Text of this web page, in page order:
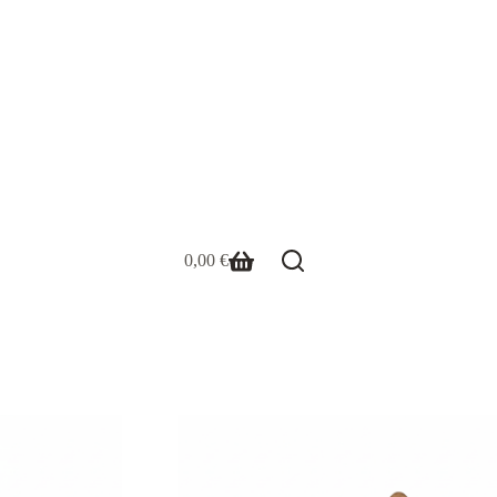
Warenkorb
0,00 €